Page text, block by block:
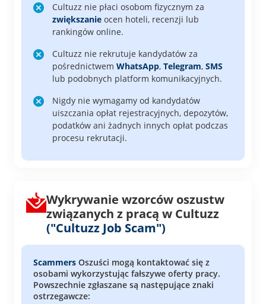
Cultuzz nie płaci osobom fizycznym za
zwiększanie ocen hoteli, recenzji lub
rankingów online.
Cultuzz nie rekrutuje kandydatów za
pośrednictwem WhatsApp, Telegram, SMS
lub podobnych platform komunikacyjnych.
Nigdy nie wymagamy od kandydatów
uiszczania opłat rejestracyjnych, depozytów,
podatków ani żadnych innych opłat podczas
procesu rekrutacji.
Wykrywanie wzorców oszustw
związanych z pracą w Cultuzz
("Cultuzz Job Scam")
Scammers Oszuści mogą kontaktować się z
osobami wykorzystując fałszywe oferty pracy.
Powszechnie zgłaszane są następujące znaki
ostrzegawcze: